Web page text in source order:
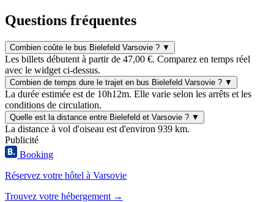
Questions fréquentes
Combien coûte le bus Bielefeld Varsovie ? ▼
Les billets débutent à partir de 47,00 €. Comparez en temps réel
avec le widget ci-dessus.
Combien de temps dure le trajet en bus Bielefeld Varsovie ? ▼
La durée estimée est de 10h12m. Elle varie selon les arrêts et les
conditions de circulation.
Quelle est la distance entre Bielefeld et Varsovie ? ▼
La distance à vol d'oiseau est d'environ 939 km.
Publicité
Booking
Réservez votre hôtel à Varsovie
Trouvez votre hébergement →